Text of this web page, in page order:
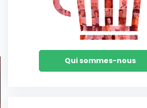
Qui sommes-nous